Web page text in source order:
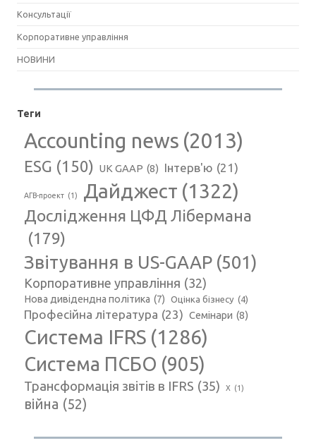
Консультації
Корпоративне управління
НОВИНИ
Теги
Accounting news (2013)
ESG (150) UK GAAP (8) Інтерв'ю (21)
АГВ-проект (1) Дайджест (1322)
Дослідження ЦФД Лібермана
(179)
Звітування в US-GAAP (501)
Корпоративне управління (32)
Нова дивідендна політика (7) Оцінка бізнесу (4)
Професійна література (23) Семінари (8)
Система IFRS (1286)
Система ПСБО (905)
Трансформація звітів в IFRS (35) Х (1)
війна (52)